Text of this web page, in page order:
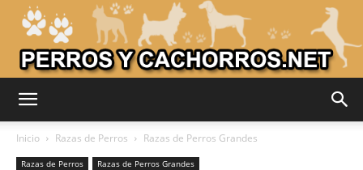
Inicio Razas de Perros Razas de Perros Grandes
Razas de Perros Razas de Perros Grandes